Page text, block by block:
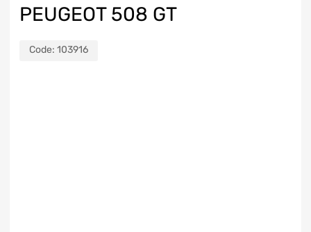
PEUGEOT 508 GT
Code: 103916